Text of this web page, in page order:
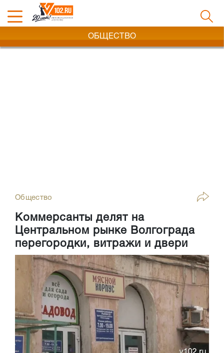
ОБЩЕСТВО
Общество
Коммерсанты делят на
Центральном рынке Волгограда
перегородки, витражи и двери